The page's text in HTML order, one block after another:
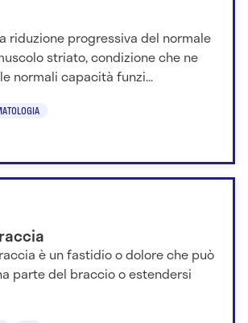
riduzione progressiva del normale
striato, condizione che ne
normali capacità funzi...
è un fastidio o dolore che può
parte del braccio o estendersi